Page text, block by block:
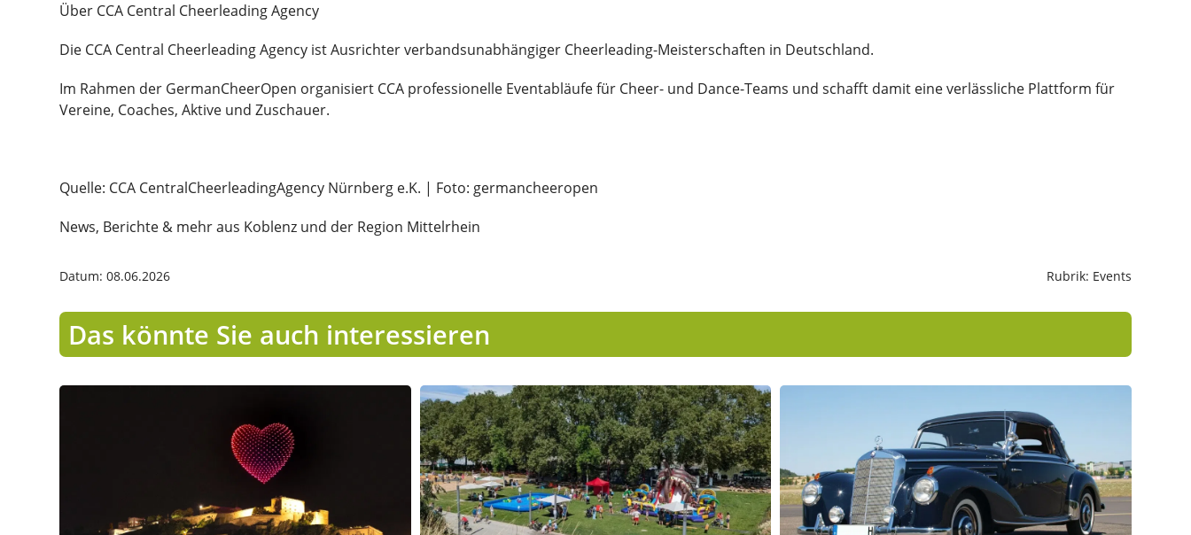
Über CCA Central Cheerleading Agency
Die CCA Central Cheerleading Agency ist Ausrichter verbandsunabhängiger Cheerleading-Meisterschaften in Deutschland.
Im Rahmen der GermanCheerOpen organisiert CCA professionelle Eventabläufe für Cheer- und Dance-Teams und schafft damit eine verlässliche Plattform für
Vereine, Coaches, Aktive und Zuschauer.
Quelle: CCA CentralCheerleadingAgency Nürnberg e.K. | Foto: germancheeropen
News, Berichte & mehr aus Koblenz und der Region Mittelrhein
Datum: 08.06.2026 Rubrik: Events
Das könnte Sie auch interessieren